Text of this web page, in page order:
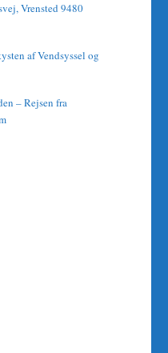
Vrensted 9480
af Vendsyssel og
– Rejsen fra